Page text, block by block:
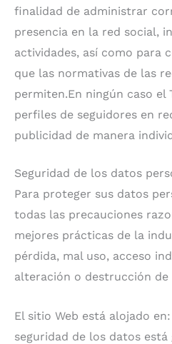
finalidad de administrar
presencia en la red social,
actividades, así como para
que las normativas de las
permiten.En ningún caso
perfiles de seguidores en
publicidad de manera
Seguridad de los datos
Para proteger sus datos
todas las precauciones
mejores prácticas de la
pérdida, mal uso, acceso
alteración o destrucción de
El sitio Web está alojado
seguridad de los datos está